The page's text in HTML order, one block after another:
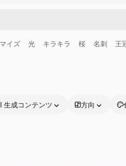
イズ 光 キラキラ 桜 名刺 王
生成コンテンツ 方向